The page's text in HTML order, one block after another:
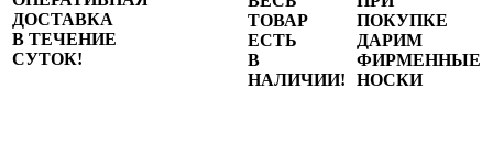
ДОСТАВКА
В ТЕЧЕНИЕ
СУТОК!
ТОВАР
ЕСТЬ
В
НАЛИЧИИ!
ПОКУПКЕ
ДАРИМ
ФИРМЕННЫЕ
НОСКИ